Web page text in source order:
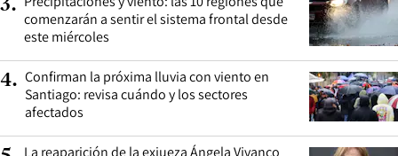
3.
comenzarán a sentir el sistema frontal desde
este miércoles
4. Confirman la próxima lluvia con viento en
Santiago: revisa cuándo y los sectores
afectados
La reaparición de la exjueza Ángela Vivanco